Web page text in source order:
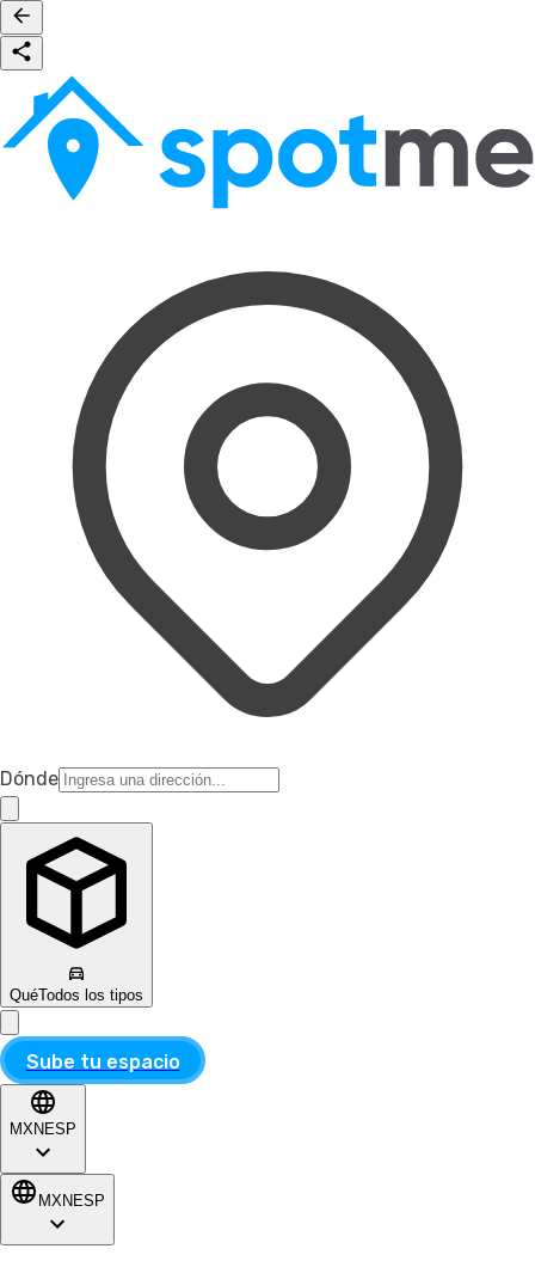
Dónde
QuéTodos los tipos
Sube tu espacio
MXN ESP
MXN ESP